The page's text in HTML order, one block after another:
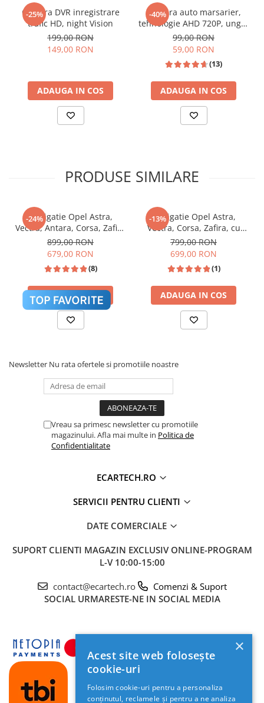
📱 Meniu Aplicații Structurat
🎵 Egalizator Audio DSP
pentru Bass, Treble și Loudness.
Sistem Activ de Răcire (Cooling
Fan)
Unitatea este echipată hardware cu un
ventilator de răcire activ pe spate. Această
dotare premium asigură disiparea eficientă a
Quad-Core, chiar și în zilele toride de vară sau la
utilizare intensă (Waze + Spotify simultan).
Wireless CarPlay & Android Auto
-25%
Camera DVR inregistrare
trafic HD, night Vision
199,00 RON
149,00 RON
ADAUGA IN COS
-40%
Camera auto marsarier,
tehnologie AHD 720P, unghi
170 grade, rezistenta la apa
si praf
99,00 RON
59,00 RON
(13)
ADAUGA IN COS
PRODUSE SIMILARE
-24%
Navigatie Opel Astra,
Vectra, Antara, Corsa, Zafira
(2005-2011), Android 14,
USB, Bluetooth, Wifi, Waze,
Yotube
899,00 RON
679,00 RON
(8)
ADAUGA IN COS
-13%
Navigatie Opel Astra,
Vectra, Corsa, Zafira, cu
Android, 2GB RAM 32 GB
ROM ecran 7 Inch, Carplay
si Android Auto wireless
799,00 RON
699,00 RON
(1)
ADAUGA IN COS
Newsletter Nu rata ofertele si promotiile noastre
Vreau sa primesc newsletter cu promotiile
magazinului. Afla mai multe in Politica de
Confidentialitate
ECARTECH.RO
SERVICII PENTRU CLIENTI
DATE COMERCIALE
SUPORT CLIENTI MAGAZIN EXCLUSIV ONLINE-PROGRAM
L-V 10:00-15:00
contact@ecartech.ro
Comenzi & Suport
SOCIAL URMARESTE-NE IN SOCIAL MEDIA
×
Acest site web folosește
cookie-uri
Folosim cookie-uri pentru a personaliza
conținutul, reclamele și pentru a ne analiza